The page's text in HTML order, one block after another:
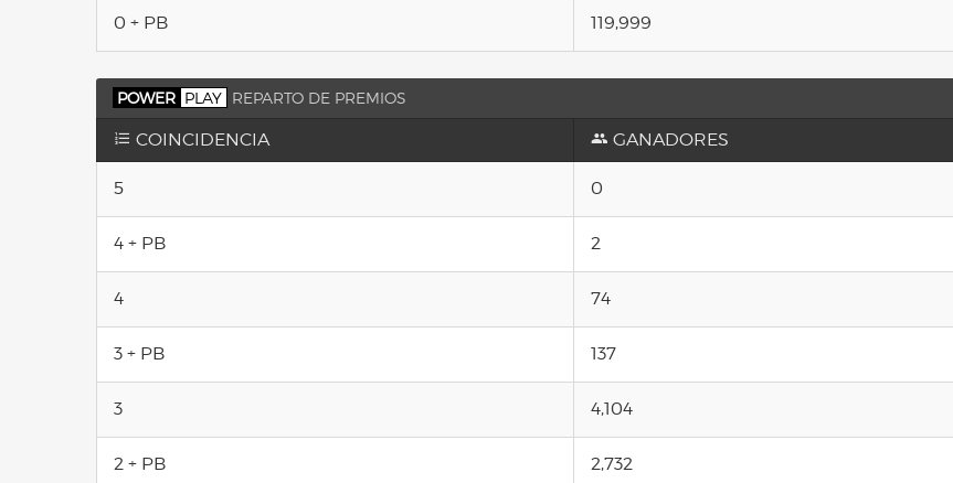
0 + PB 119,999
POWER PLAY REPARTO DE PREMIOS
COINCIDENCIA GANADORES
5 0
4 + PB 2
4 74
3 + PB 137
3 4,104
2 + PB 2,732